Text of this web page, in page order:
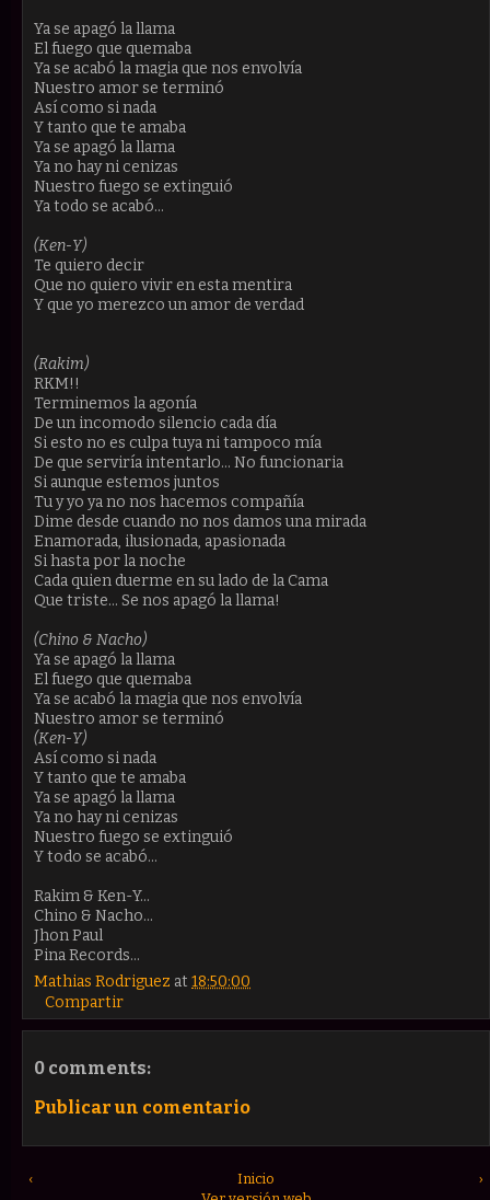
Ya se apagó la llama
El fuego que quemaba
Ya se acabó la magia que nos envolvía
Nuestro amor se terminó
Así como si nada
Y tanto que te amaba
Ya se apagó la llama
Ya no hay ni cenizas
Nuestro fuego se extinguió
Ya todo se acabó...
(Ken-Y)
Te quiero decir
Que no quiero vivir en esta mentira
Y que yo merezco un amor de verdad
(Rakim)
RKM!!
Terminemos la agonía
De un incomodo silencio cada día
Si esto no es culpa tuya ni tampoco mía
De que serviría intentarlo... No funcionaria
Si aunque estemos juntos
Tu y yo ya no nos hacemos compañía
Dime desde cuando no nos damos una mirada
Enamorada, ilusionada, apasionada
Si hasta por la noche
Cada quien duerme en su lado de la Cama
Que triste… Se nos apagó la llama!
(Chino & Nacho)
Ya se apagó la llama
El fuego que quemaba
Ya se acabó la magia que nos envolvía
Nuestro amor se terminó
(Ken-Y)
Así como si nada
Y tanto que te amaba
Ya se apagó la llama
Ya no hay ni cenizas
Nuestro fuego se extinguió
Y todo se acabó...
Rakim & Ken-Y…
Chino & Nacho…
Jhon Paul
Pina Records…
Mathias Rodriguez at 18:50:00
Compartir
0 comments:
Publicar un comentario
‹ ›
Inicio